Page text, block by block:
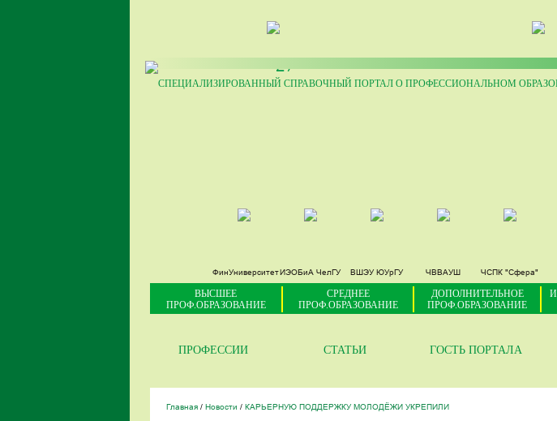
27
СПЕЦИАЛИЗИРОВАННЫЙ СПРАВОЧНЫЙ ПОРТАЛ О ПРОФЕССИОНАЛЬНОМ
ФинУниверситет ИЭОБиА ЧелГУ ВШЭУ ЮУрГУ ЧВВАУШ ЧСПК "Сфера"
ВЫСШЕЕ
ПРОФ.ОБРАЗОВАНИЕ
СРЕДНЕЕ
ПРОФ.ОБРАЗОВАНИЕ
ДОПОЛНИТЕЛЬНОЕ
ПРОФ.ОБРАЗОВАНИЕ
ПРОФЕССИИ СТАТЬИ ГОСТЬ ПОРТАЛА
Главная / Новости / КАРЬЕРНУЮ ПОДДЕРЖКУ МОЛОДЁЖИ УКРЕПИЛИ